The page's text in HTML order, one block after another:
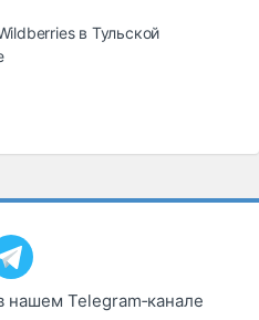
в Тульской
нашем Telegram‑канале